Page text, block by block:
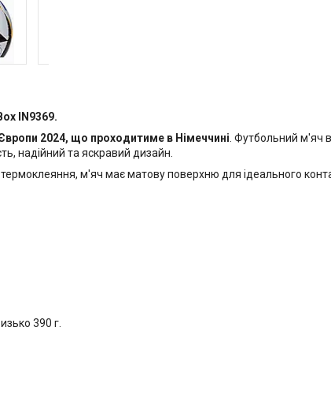
IN9369.
2024, що проходитиме в Німеччині . Футбольний м'яч
надійний та яскравий дизайн.
м'яч має матову поверхню для ідеального
390 г.